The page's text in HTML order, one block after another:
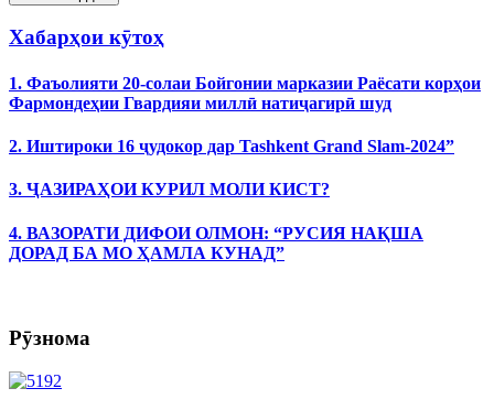
Хабарҳои кӯтоҳ
1. Фаъолияти 20-солаи Бойгонии марказии Раёсати корҳои
Фармондеҳии Гвардияи миллӣ натиҷагирӣ шуд
2. Иштироки 16 ҷудокор дар Tashkent Grand Slam-2024”
3. ҶАЗИРАҲОИ КУРИЛ МОЛИ КИСТ?
4. ВАЗОРАТИ ДИФОИ ОЛМОН: “РУСИЯ НАҚША
ДОРАД БА МО ҲАМЛА КУНАД”
Рӯзнома